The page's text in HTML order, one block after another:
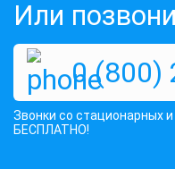
Или
0 (800)
Звонки со стационарных
БЕСПЛАТНО!